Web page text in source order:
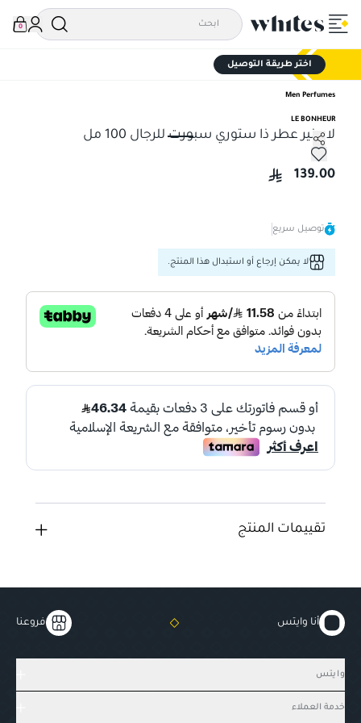
0
اختر طريقة التوصيل
Men Perfumes
LE BONHEUR
لابونير عطر ذا ستوري سبورت للرجال 100 مل
لابونير عطر ذا ستوري سبورت للرجال 100 مل
139.00
توصيل سريع
لا يمكن إرجاع أو استبدال هذا المنتج.
تقييمات المنتج
أنا وايتس فروعنا
وايتس
خدمة العملاء